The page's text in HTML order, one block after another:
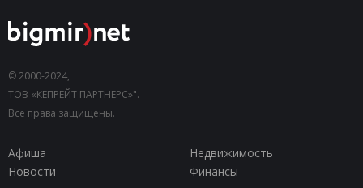
© 2000-2024,
ТОВ «КЕПРЕЙТ ПАРТНЕРС»".
Все права защищены.
Афиша
Недвижимость
Новости
Финансы